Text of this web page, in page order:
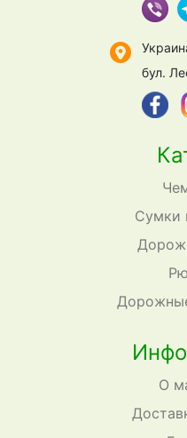
Сумки
О
бул.